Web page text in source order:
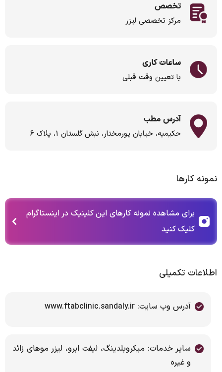
تخصص
مرکز تخصصی لیزر
ساعات کاری
با تعیین وقت قبلی
آدرس مطب
حکیمیه، خیابان پورمختار، نبش گلستان ۱، پلاک ۶
نمونه کارها
برای مشاهده نمونه کارهای این کلینیک در اینستاگرام
کلیک کنید
اطلاعات تکمیلی
آدرس وب سایت: www.ftabclinic.sandaly.ir
سایر خدمات: میکروبلدینگ، لیفت ابرو، لیزر موهای زائد
و غیره